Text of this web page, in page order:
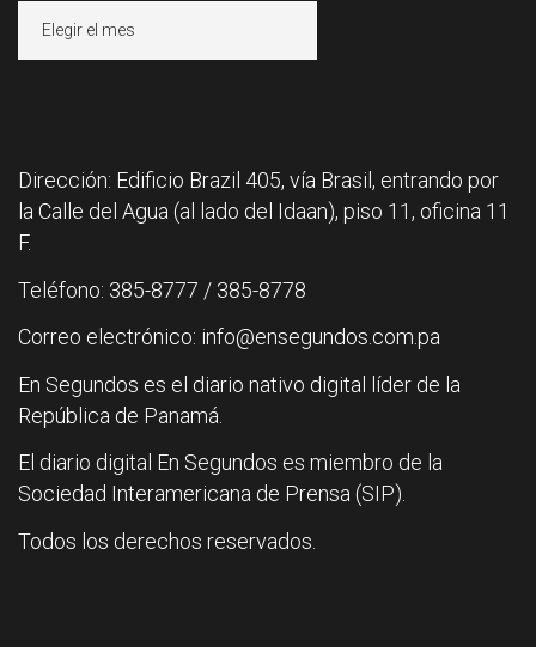
Dirección: Edificio Brazil 405, vía Brasil, entrando por
la Calle del Agua (al lado del Idaan), piso 11, oficina 11
F.
Teléfono: 385-8777 / 385-8778
Correo electrónico: info@ensegundos.com.pa
En Segundos es el diario nativo digital líder de la
República de Panamá.
El diario digital En Segundos es miembro de la
Sociedad Interamericana de Prensa (SIP).
Todos los derechos reservados.